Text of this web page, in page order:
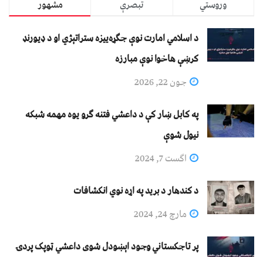
مشهور تبصرې
وروستي
د اسلامي امارت نوې جګړه‌ییزه ستراتېژي او د ډیورنډ
کرښې هاخوا نوې مبارزه
جون 22, 2026
په کابل ښار کې د داعشي فتنه ګرو يوه مهمه شبکه
نيول شوې
اگست 7, 2024
د کندهار د برید په اړه نوي انکشافات
مارچ 24, 2024
پر تاجکستاني وجود اېښودل شوی داعشي ټوپک پردۍ